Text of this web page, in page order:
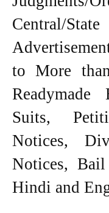
Central/
to More
Suits,
Notices,
Notices,
Hindi and